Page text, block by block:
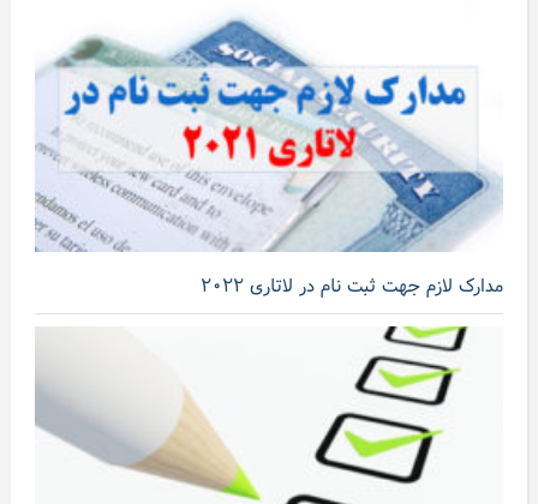
مدارک لازم جهت ثبت نام در لاتاری ۲۰۲۲